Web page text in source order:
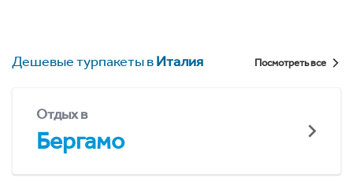
Дешевые турпакеты вИталия Посмотреть все
Отдых в
Бергамо